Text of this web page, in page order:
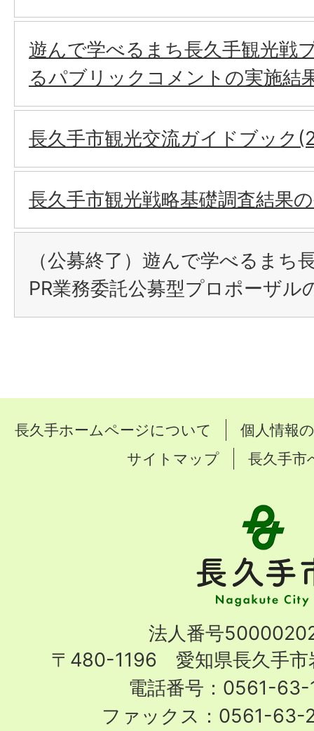
遊んで学べるまち長久手観光戦
るパブリックコメントの実施結
長久手市観光交流ガイドブック
長久手市観光戦略基礎調査結果
（公募終了）遊んで学べるまち
PR業務委託公募型プロポーザル
長久手ホームページについて
個人情報
サイトマップ
長久手市
手
市
City
法人番号
〒480-1196 愛知県長久手市
電話番号：0561-63-
ファックス：0561-63-